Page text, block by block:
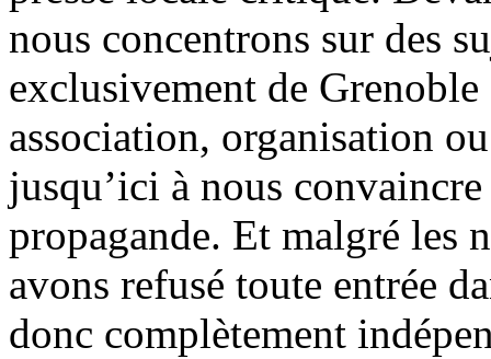
nous concentrons sur des
exclusivement de
association, organisation
jusqu’ici à nous
propagande. Et malgré les
avons refusé toute entrée
donc complètement